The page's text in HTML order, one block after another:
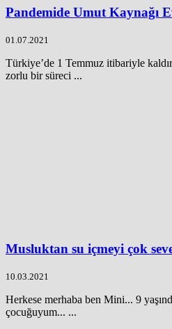
Pandemide Umut Kaynağı
01.07.2021
Türkiye’de 1 Temmuz itibariyle
zorlu bir süreci ...
Musluktan su içmeyi çok
10.03.2021
Herkese merhaba ben Mini... 9
çocuğuyum... ...